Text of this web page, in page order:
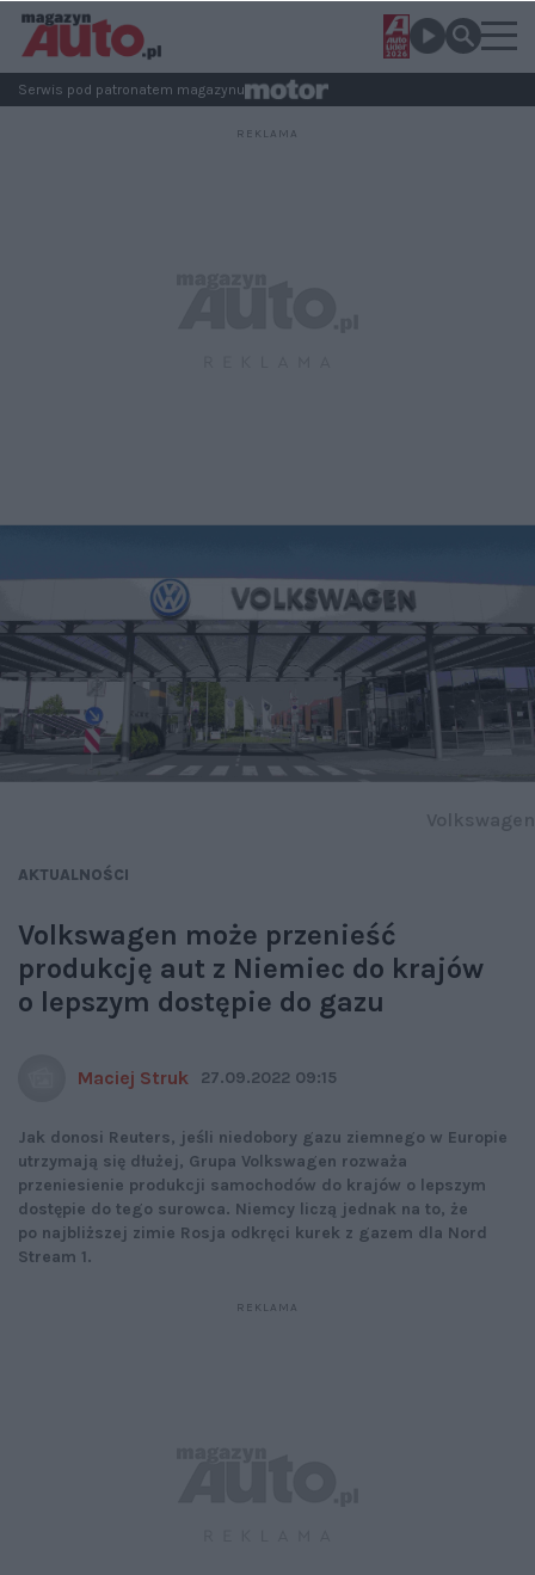
Serwis pod patronatem magazynu
AKTUALNOŚCI
Volkswagen może przenieść
produkcję aut z Niemiec do krajów
o lepszym dostępie do gazu
Maciej Struk 27.09.2022 09:15
Jak donosi Reuters, jeśli niedobory gazu ziemnego w Europie
utrzymają się dłużej, Grupa Volkswagen rozważa
przeniesienie produkcji samochodów do krajów o lepszym
dostępie do tego surowca. Niemcy liczą jednak na to, że
po najbliższej zimie Rosja odkręci kurek z gazem dla Nord
Stream 1.